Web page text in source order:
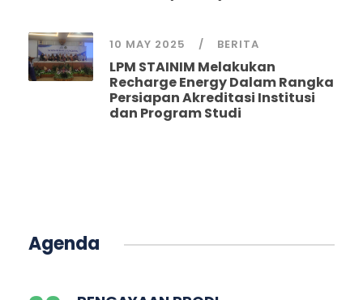
10 MAY 2025 BERITA
LPM STAINIM Melakukan
Recharge Energy Dalam Rangka
Persiapan Akreditasi Institusi
dan Program Studi
Agenda